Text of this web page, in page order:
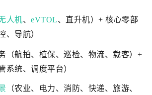
人机、 eVTOL、直升机）+ 核心零部
、导航）
（航拍、植保、巡检、物流、载客）+
系统、调度平台）
（农业、电力、消防、快递、旅游、